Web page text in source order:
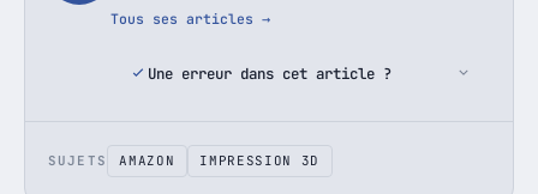
Tous ses articles →
Une erreur dans cet article ?
SUJETS AMAZON IMPRESSION 3D